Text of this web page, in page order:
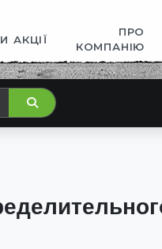
АКЦІЇ
ПРО
КОМПАНІЮ